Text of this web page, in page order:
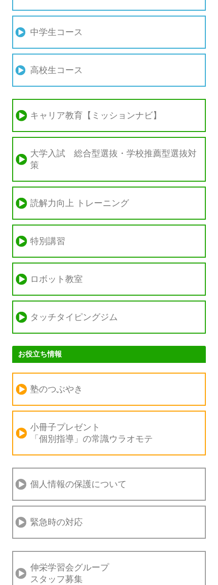
中学生コース
高校生コース
キャリア教育【ミッションナビ】
大学入試 総合型選抜・学校推薦型選抜対
策
読解力向上 トレーニング
特別講習
ロボット教室
タッチタイピングジム
お役立ち情報
塾のつぶやき
小冊子プレゼント
「個別指導」の常識ウラオモテ
個人情報の保護について
緊急時の対応
伸栄学習会グループ
スタッフ募集